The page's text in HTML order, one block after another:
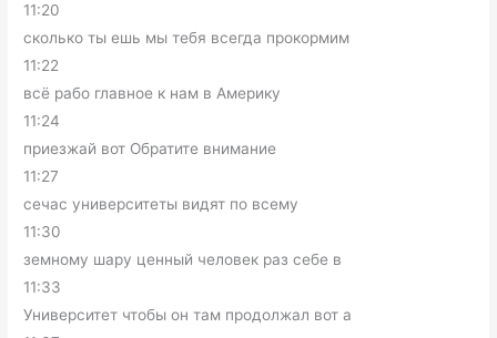
11:20
сколько ты ешь мы тебя всегда прокормим
11:22
всё рабо главное к нам в Америку
11:24
приезжай вот Обратите внимание
11:27
сечас университеты видят по всему
11:30
земному шару ценный человек раз себе в
11:33
Университет чтобы он там продолжал вот а